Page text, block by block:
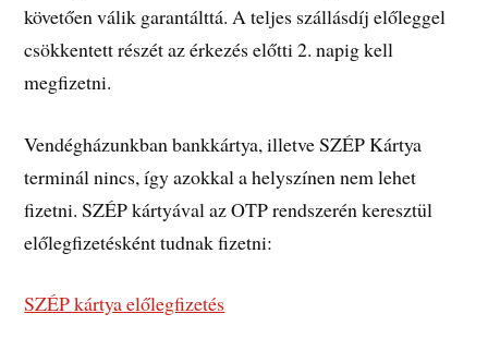
követően válik garantálttá. A teljes szállásdíj előleggel
csökkentett részét az érkezés előtti 2. napig kell
megfizetni.
Vendégházunkban bankkártya, illetve SZÉP Kártya
terminál nincs, így azokkal a helyszínen nem lehet
fizetni. SZÉP kártyával az OTP rendszerén keresztül
előlegfizetésként tudnak fizetni:
SZÉP kártya előlegfizetés